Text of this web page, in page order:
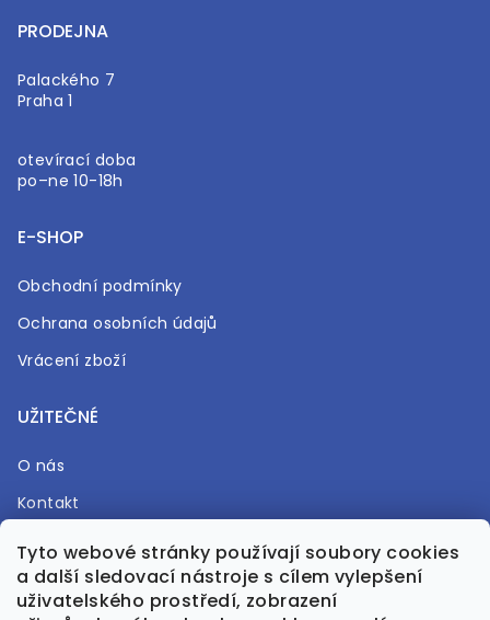
Tyto webové stránky používají soubory cookies
a další sledovací nástroje s cílem vylepšení
uživatelského prostředí, zobrazení
PRODEJNA
Palackého 7
Praha 1
otevírací doba
po–ne 10-18h
E-SHOP
Obchodní podmínky
Ochrana osobních údajů
Vrácení zboží
UŽITEČNÉ
O nás
Kontakt
Časté otázky
Prodejna